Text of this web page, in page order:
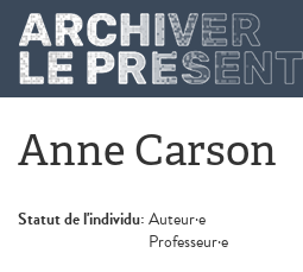
Aller au contenu principal
Anne Carson
Statut de l'individu:Auteur·e
Professeur·e